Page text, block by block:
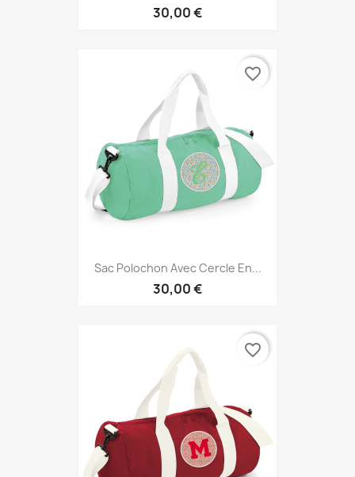
30,00 €
Sac Polochon Avec Cercle En...
30,00 €
favorite_border
favorite_border